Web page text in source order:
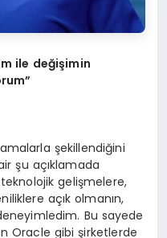
ile değişimin
şekillendiğini
şu açıklamada
gelişmelere,
açık olmanın,
Bu sayede
Oracle gibi şirketlerde